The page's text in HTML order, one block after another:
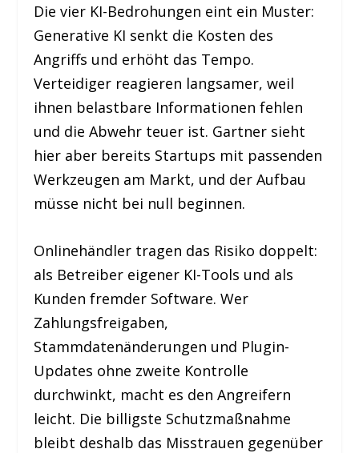
Die vier KI-Bedrohungen eint ein Muster:
Generative KI senkt die Kosten des
Angriffs und erhöht das Tempo.
Verteidiger reagieren langsamer, weil
ihnen belastbare Informationen fehlen
und die Abwehr teuer ist. Gartner sieht
hier aber bereits Startups mit passenden
Werkzeugen am Markt, und der Aufbau
müsse nicht bei null beginnen.
Onlinehändler tragen das Risiko doppelt:
als Betreiber eigener KI-Tools und als
Kunden fremder Software. Wer
Zahlungsfreigaben,
Stammdatenänderungen und Plugin-
Updates ohne zweite Kontrolle
durchwinkt, macht es den Angreifern
leicht. Die billigste Schutzmaßnahme
bleibt deshalb das Misstrauen gegenüber